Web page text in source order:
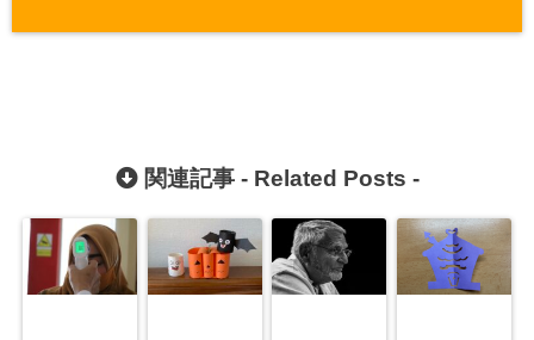
関連記事 - Related Posts -